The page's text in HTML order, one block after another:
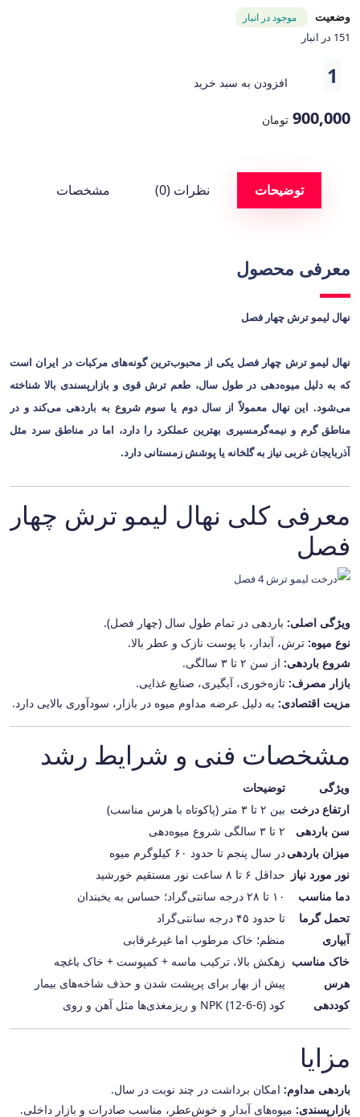
وضعیت موجود در انبار
151 در انبار
افزودن به سبد خرید
900,000 تومان
توضیحات نظرات (0) مشخصات
معرفی محصول
نهال لیمو ترش چهار فصل
نهال لیمو ترش چهار فصل یکی از محبوب‌ترین گونه‌های مرکبات در ایران است
که به دلیل میوه‌دهی در طول سال، طعم ترش قوی و بازارپسندی بالا شناخته
می‌شود. این نهال معمولاً از سال دوم یا سوم شروع به باردهی می‌کند و در
مناطق گرم و نیمه‌گرمسیری بهترین عملکرد را دارد، اما در مناطق سرد مثل
آذربایجان غربی نیاز به گلخانه یا پوشش زمستانی دارد.
معرفی کلی نهال لیمو ترش چهار
فصل
ویژگی اصلی: باردهی در تمام طول سال (چهار فصل).
نوع میوه: ترش، آبدار، با پوست نازک و عطر بالا.
شروع باردهی: از سن ۲ تا ۳ سالگی.
بازار مصرف: تازه‌خوری، آبگیری، صنایع غذایی.
مزیت اقتصادی: به دلیل عرضه مداوم میوه در بازار، سودآوری بالایی دارد.
مشخصات فنی و شرایط رشد
ویژگی
توضیحات
ارتفاع درخت بین ۲ تا ۳ متر (پاکوتاه با هرس مناسب)
سن باردهی
۲ تا ۳ سالگی شروع میوه‌دهی
میزان باردهیدر سال پنجم تا حدود ۶۰ کیلوگرم میوه
نور مورد نیاز
حداقل ۶ تا ۸ ساعت نور مستقیم خورشید
دما مناسب
۱۰ تا ۲۸ درجه سانتی‌گراد؛ حساس به یخبندان
تحمل گرما
تا حدود ۴۵ درجه سانتی‌گراد
آبیاری
منظم؛ خاک مرطوب اما غیرغرقابی
خاک مناسب زهکش بالا، ترکیب ماسه + کمپوست + خاک باغچه
هرس
پیش از بهار برای پرپشت شدن و حذف شاخه‌های بیمار
کوددهی
کود NPK (12-6-6) و ریزمغذی‌ها مثل آهن و روی
مزایا
باردهی مداوم: امکان برداشت در چند نوبت در سال.
بازارپسندی: میوه‌های آبدار و خوش‌عطر، مناسب صادرات و بازار داخلی.